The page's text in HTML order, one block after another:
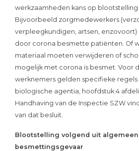
werkzaamheden kans op blootstelling
Bijvoorbeeld zorgmedewerkers
verpleegkundigen, artsen,
door corona besmette patiënten. Of
materiaal moeten verwijderen of
mogelijk met corona is besmet. Voor
werknemers gelden specifieke
biologische agentia, hoofdstuk 4
Handhaving van de Inspectie SZW
van dat besluit.
Blootstelling volgend uit algemeen
besmettingsgevaar